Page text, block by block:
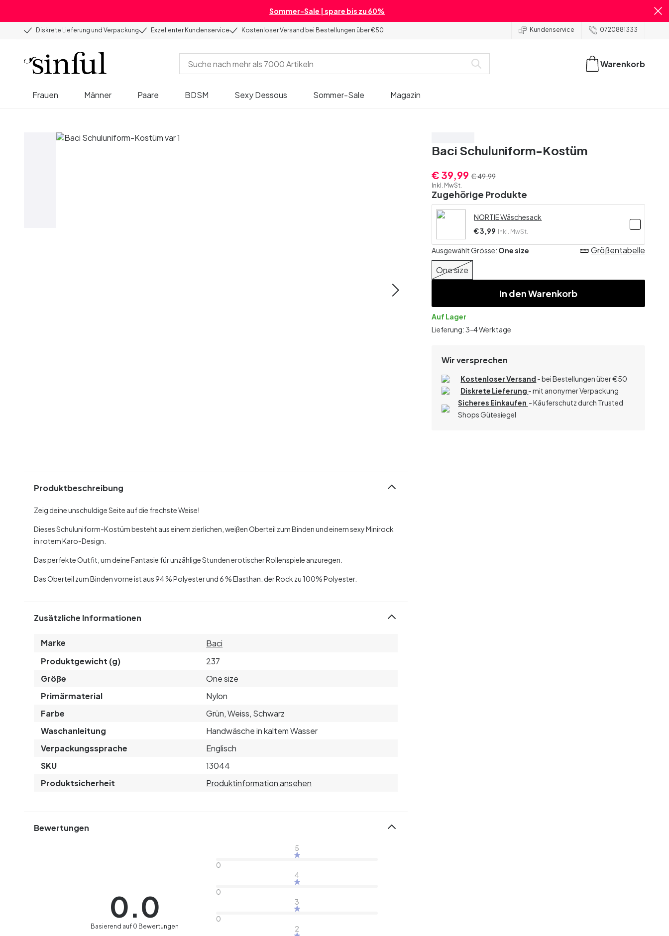
Sommer-Sale | spare bis zu 60%
Diskrete Lieferung und Verpackung Exzellenter Kundenservice Kostenloser Versand bei Bestellungen über €50 Kundenservice 0720881333
Frauen Männer Paare BDSM Sexy Dessous Sommer-Sale Magazin
Warenkorb
Baci Schuluniform-Kostüm
€ 39,99 € 49,99
Inkl. MwSt.
Zugehörige Produkte
NORTIE Wäschesack
€ 3,99 Inkl. MwSt.
Ausgewählt Grösse: One size
One size
Größentabelle
In den Warenkorb
Auf Lager
Lieferung: 3-4 Werktage
Wir versprechen
Kostenloser Versand - bei Bestellungen über€50
Diskrete Lieferung - mit anonymer Verpackung
Sicheres Einkaufen - Käuferschutz durch Trusted
Shops Gütesiegel
Produktbeschreibung
Zeig deine unschuldige Seite auf die frechste Weise!
Dieses Schuluniform-Kostüm besteht aus einem zierlichen, weißen Oberteil zum Binden und einem sexy Minirock
in rotem Karo-Design.
Das perfekte Outfit, um deine Fantasie für unzählige Stunden erotischer Rollenspiele anzuregen.
Das Oberteil zum Binden vorne ist aus 94 % Polyester und 6 % Elasthan. der Rock zu 100% Polyester.
Zusätzliche Informationen
Marke
Baci
Produktgewicht (g)
237
Größe
One size
Primärmaterial
Nylon
Farbe
Grün, Weiss, Schwarz
Waschanleitung
Handwäsche in kaltem Wasser
Verpackungssprache
Englisch
SKU
13044
Produktsicherheit
Produktinformation ansehen
Bewertungen
0.0
Basierend auf 0 Bewertungen
5
0
4
0
3
0
2